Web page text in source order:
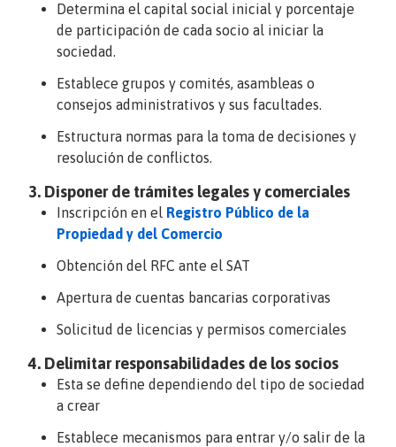
Determina el capital social inicial y porcentaje
de participación de cada socio al iniciar la
sociedad.
Establece grupos y comités, asambleas o
consejos administrativos y sus facultades.
Estructura normas para la toma de decisiones y
resolución de conflictos.
3. Disponer de trámites legales y comerciales
Inscripción en el Registro Público de la
Propiedad y del Comercio
Obtención del RFC ante el SAT
Apertura de cuentas bancarias corporativas
Solicitud de licencias y permisos comerciales
4. Delimitar responsabilidades de los socios
Esta se define dependiendo del tipo de sociedad
a crear
Establece mecanismos para entrar y/o salir de la